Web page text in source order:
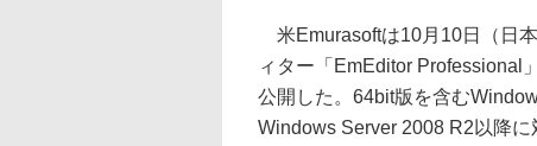
米Emurasoftは10月10日（日
ィター「EmEditor Professional
公開した。64bit版を含む
Windows Server 2008 R2以降